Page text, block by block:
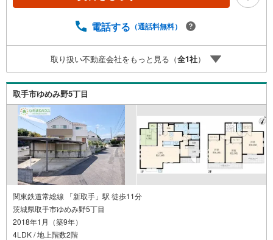
す。■インターネット非公開の物件もご紹介可能です。■ご
しいときは現地待合せ＆現地解散できます。■平日のご見学
希望大歓迎です！下妻市下妻丁 中古戸建 下妻駅（徒歩1
3分） 下妻小学校（徒歩9分） 下妻中学校（徒歩27分）
電話する （通話料無料）
取り扱い不動産会社をもっと見る（全1社）
取手市ゆめみ野5丁目
関東鉄道常総線 「新取手」駅 徒歩11分
茨城県取手市ゆめみ野5丁目
2018年1月（築9年）
4LDK / 地上階数2階